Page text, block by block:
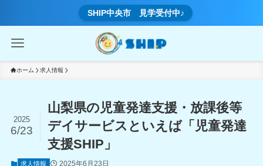
SHIP中央市 見学受付中♪
ホーム 求人情報
山梨県の児童発達支援・放課後等
デイサービスといえば「児童発達
支援SHIP」
2025
6/23
求人情報 2025年6月23日